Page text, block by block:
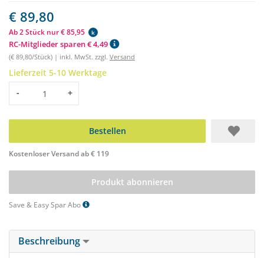
€ 89,80
Ab 2 Stück nur € 85,95 k
RC-Mitglieder sparen € 4,49
(€ 89,80/Stück) | inkl. MwSt. zzgl. Versand
Lieferzeit 5-10 Werktage
Menge
- +
Bestellen
Kostenloser Versand ab € 119
Produkt abonnieren
Save & Easy Spar Abo
Beschreibung